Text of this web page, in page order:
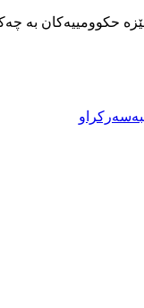
حکوومییەکان بە